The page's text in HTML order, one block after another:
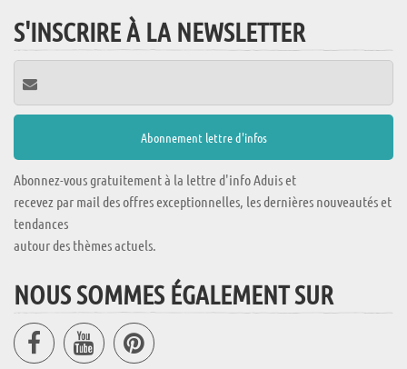
S'INSCRIRE À LA NEWSLETTER
Abonnez-vous gratuitement à la lettre d'info Aduis et
recevez par mail des offres exceptionnelles, les dernières nouveautés et
tendances
autour des thèmes actuels.
NOUS SOMMES ÉGALEMENT SUR